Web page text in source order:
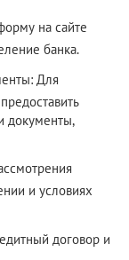
на сайте
банка.
Для
документы,
и условиях
договор и